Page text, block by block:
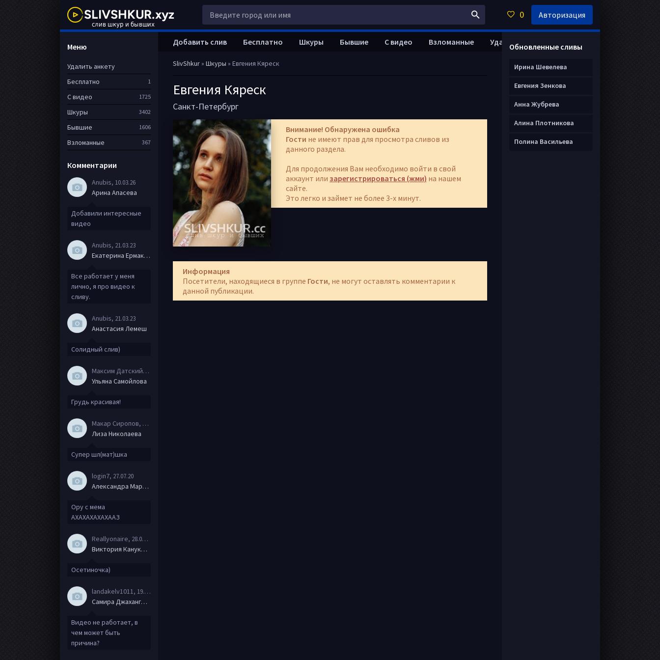
SlivShkur» Шкуры » Евгения Кяреск
Евгения Кяреск
Санкт-Петербург
Внимание! Обнаружена ошибка
Гости не имеют прав для просмотра сливов из
данного раздела.
Для продолжения Вам необходимо войти в свой
аккаунт или зарегистрироваться (жми) на нашем
сайте.
Это легко и займет не более 3-х минут.
Информация
Посетители, находящиеся в группе Гости, не могут оставлять комментарии к
данной публикации.
Добавить слив Бесплатно Шкуры Бывшие С видео Взломанные Удалить анкету
Меню
Удалить анкету
Бесплатно
1
С видео 1725
Шкуры 3402
Бывшие 1606
Взломанные 367
Комментарии
Anubis, 10.03.26
Арина Апасева
Добавили интересные
видео
Anubis, 21.03.23
Екатерина Ермакова
Все работает у меня
лично, я про видео к
сливу.
Anubis, 21.03.23
Анастасия Лемеш
Солидный слив)
Максим Датский
, 15.08.20
Ульяна Самойлова
Грудь красивая!
Макар Сиропов, 08.08.20
Лиза Николаева
Супер шл(мат)шка
login7, 27.07.20
Александра Маркова
Ору с мема
АХАХАХАХАХААЗ
Reallyonaire, 28.06.20
Виктория Канукова
Осетиночка)
landakelv1011 , 19.06.20
Самира Джахангирова
Видео не работает, в
чем может быть
причина?
Обновленные сливы
Ирина Шевелева
Евгения Зенкова
Анна Жубрева
Алина Плотникова
Полина Васильева
0 Авторизация